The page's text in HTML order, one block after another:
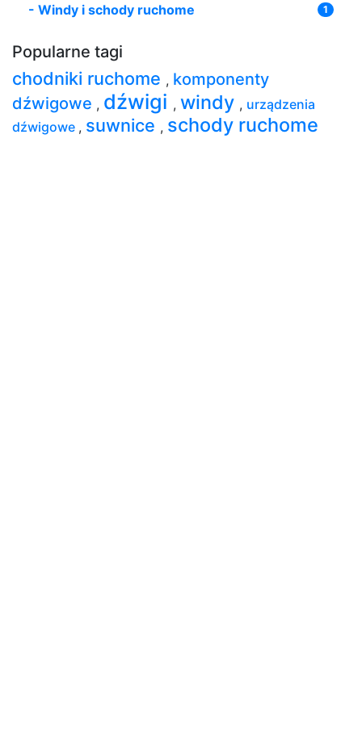
- Windy i schody ruchome 1
Popularne tagi
chodniki ruchome , komponenty
dźwigowe , dźwigi , windy , urządzenia
dźwigowe , suwnice , schody ruchome